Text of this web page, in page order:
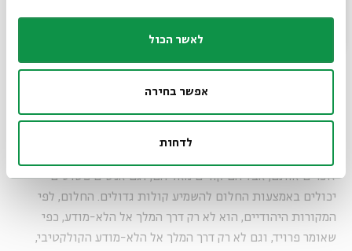
לאשר הכול
אפשר בחירה
לדחות
שאול פתיה מאת חביבה פתיה\ ויקיפדיה
על הנושא הזה תדבר עם פרופ' חיים וייס בליל שבועות
הקרוב. מה בין פולחני צדיקים לחלומות?
"בשבועות אדבר על פולחני צדיקים של יוצאי מרוקו, אנשים
פשוטים במובן הזה שהם חסרי השכלה פורמלית, וגם מבחינה
דתית, הם אינם וירטואוזים דתיים או מיסטיקנים, אבל זה בדיוק
זוכרים אותם, אבל הם קורים מאליהם, וגם אנשים פשוטים
יכולים באמצעות החלום להשמיע קולות גדולים. החלום, לפי
המקורות היהודיים, הוא לא רק דרך המלך אל הלא-מודע, כפי
שאומר פרויד, וגם לא רק דרך המלך אל הלא-מודע הקולקטיבי,